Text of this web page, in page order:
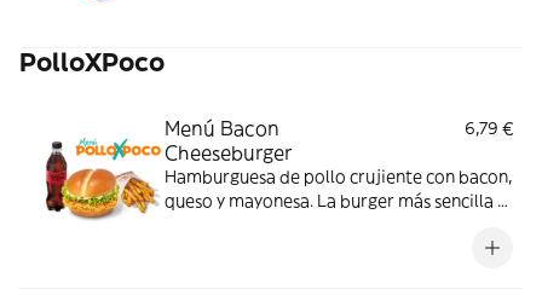
PolloXPoco
Menú Bacon
Cheeseburger
6,79 €
Hamburguesa de pollo crujiente con bacon,
queso y mayonesa. La burger más sencilla y